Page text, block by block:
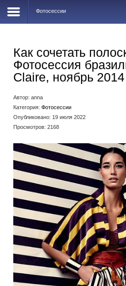
Фотосессии
Как сочетать
Фотосессия
Claire, ноябрь 2014
Автор: anna
Категория: Фотосессии
Опубликовано: 19 июля 2022
Просмотров: 2168